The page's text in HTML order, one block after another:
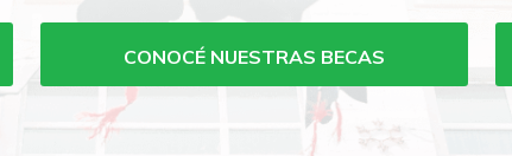
CONOCÉ NUESTRAS BECAS